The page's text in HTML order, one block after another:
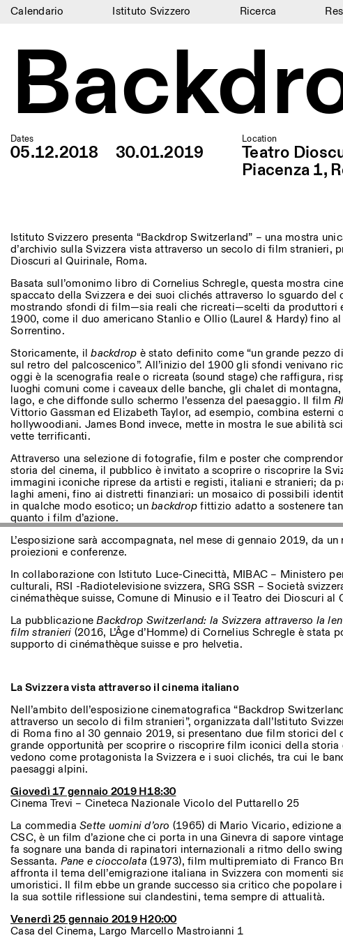
Calendario Istituto Svizzero Ricerca
Calendario
Istituto Svizzero
Ricerca
Residenze
Archivio
Organizzazione
Biblioteca
Jobs
Altre Attività
NEWSLETTER
Registrati alla nostra newsletter per ricevere informazioni sui nostri
Facebook Instagram Linkedin Vimeo
Dates
05.12.2018 30.01.2019
Location
Teatro
Piacenza 1,
Istituto Svizzero presenta “Backdrop Switzerland” – una mostra
d’archivio sulla Svizzera vista attraverso un secolo di film stranieri,
Dioscuri al Quirinale, Roma.
Basata sull’omonimo libro di Cornelius Schregle, questa mostra
spaccato della Svizzera e dei suoi clichés attraverso lo sguardo del
mostrando sfondi di film—sia reali che ricreati—scelti da produttori
1900, come il duo americano Stanlio e Ollio (Laurel & Hardy) fino
Sorrentino.
Storicamente, ilbackdrop è stato definito come “un grande pezzo
sul retro del palcoscenico”. All’inizio del 1900 gli sfondi venivano
oggi è la scenografia reale o ricreata (sound stage) che raffigura,
luoghi comuni come i caveaux delle banche, gli chalet di
lago, e che diffonde sullo schermo l’essenza del paesaggio. Il film
Vittorio Gassman ed Elizabeth Taylor, ad esempio, combina esterni
hollywoodiani. James Bond invece, mette in mostra le sue abilità
vette terrificanti.
Attraverso una selezione di fotografie, film e poster che
storia del cinema, il pubblico è invitato a scoprire o riscoprire la
immagini iconiche riprese da artisti e registi, italiani e stranieri; da
laghi ameni, fino ai distretti finanziari: un mosaico di possibili
in qualche modo esotico; un backdropfittizio adatto a sostenere
quanto i film d’azione.
L’esposizione sarà accompagnata, nel mese di gennaio 2019, da
proiezioni e conferenze.
In collaborazione con Istituto Luce-Cinecittà, MIBAC – Ministero
culturali, RSI -Radiotelevisione svizzera, SRG SSR – Società
cinémathèque suisse, Comune di Minusio e il Teatro dei Dioscuri al
La pubblicazioneBackdrop Switzerland: la Svizzera attraverso la
film stranieri (2016, L’Âge d’Homme) di Cornelius Schregle è stata
supporto di cinémathèque suisse e pro helvetia.
La Svizzera vista attraverso il cinema italiano
Nell’ambito dell’esposizione cinematografica “Backdrop
attraverso un secolo di film stranieri”, organizzata dall’Istituto
di Roma fino al 30 gennaio 2019, si presentano due film storici del
grande opportunità per scoprire o riscoprire film iconici della storia
vedono come protagonista la Svizzera e i suoi clichés, tra cui le
paesaggi alpini.
Giovedì 17 gennaio 2019 H18:30
Cinema Trevi – Cineteca Nazionale Vicolo del Puttarello 25
La commedia Sette uomini d’oro (1965) di Mario Vicario, edizione
CSC, è un film d’azione che ci porta in una Ginevra di sapore
fa sognare una banda di rapinatori internazionali a ritmo dello
Sessanta. Pane e cioccolata (1973), film multipremiato di Franco
affronta il tema dell’emigrazione italiana in Svizzera con momenti
umoristici. Il film ebbe un grande successo sia critico che popolare
la sua sottile riflessione sui clandestini, tema sempre di attualità.
Venerdì 25 gennaio 2019 H20:00
Casa del Cinema, Largo Marcello Mastroianni 1